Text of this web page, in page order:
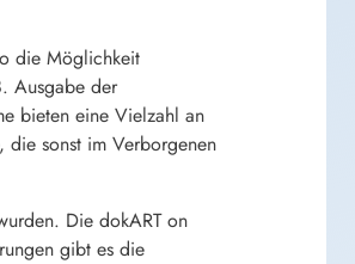
die Möglichkeit
Ausgabe der
bieten eine Vielzahl an
die sonst im Verborgenen
Die dokART on
gibt es die